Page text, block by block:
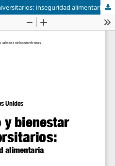
inseguridad alimentaria